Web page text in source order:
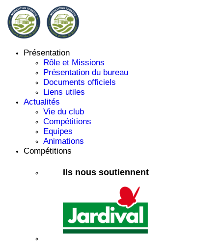
Présentation
Rôle et Missions
Présentation du bureau
Documents officiels
Liens utiles
Actualités
Vie du club
Compétitions
Equipes
Animations
Compétitions
Ils nous soutiennent